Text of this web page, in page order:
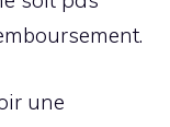
une